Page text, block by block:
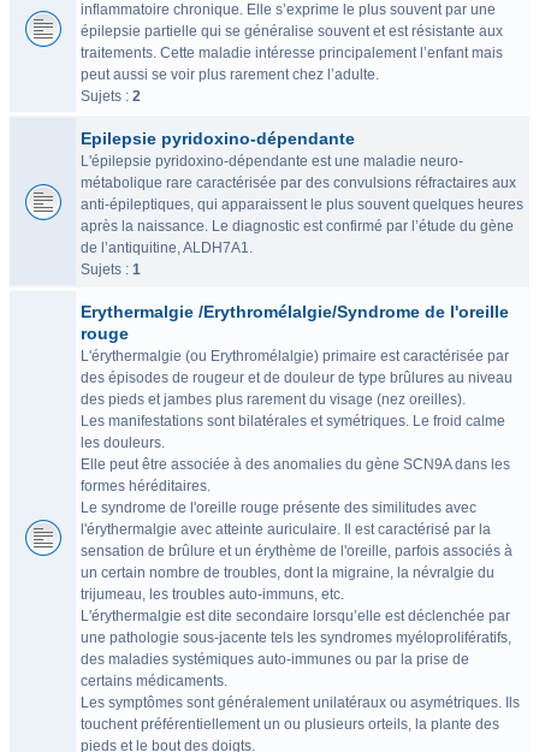
inflammatoire chronique. Elle s’exprime le plus souvent par une
épilepsie partielle qui se généralise souvent et est résistante aux
traitements. Cette maladie intéresse principalement l’enfant mais
peut aussi se voir plus rarement chez l’adulte.
Sujets : 2
Epilepsie pyridoxino-dépendante
L'épilepsie pyridoxino-dépendante est une maladie neuro-
métabolique rare caractérisée par des convulsions réfractaires aux
anti-épileptiques, qui apparaissent le plus souvent quelques heures
après la naissance. Le diagnostic est confirmé par l’étude du gène
de l’antiquitine, ALDH7A1.
Sujets : 1
Erythermalgie /Erythromélalgie/Syndrome de l'oreille
rouge
L'érythermalgie (ou Erythromélalgie) primaire est caractérisée par
des épisodes de rougeur et de douleur de type brûlures au niveau
des pieds et jambes plus rarement du visage (nez oreilles).
Les manifestations sont bilatérales et symétriques. Le froid calme
les douleurs.
Elle peut être associée à des anomalies du gène SCN9A dans les
formes héréditaires.
Le syndrome de l'oreille rouge présente des similitudes avec
l'érythermalgie avec atteinte auriculaire. Il est caractérisé par la
sensation de brûlure et un érythème de l'oreille, parfois associés à
un certain nombre de troubles, dont la migraine, la névralgie du
trijumeau, les troubles auto-immuns, etc.
L'érythermalgie est dite secondaire lorsqu’elle est déclenchée par
une pathologie sous-jacente tels les syndromes myéloprolifératifs,
des maladies systémiques auto-immunes ou par la prise de
certains médicaments.
Les symptômes sont généralement unilatéraux ou asymétriques. Ils
touchent préférentiellement un ou plusieurs orteils, la plante des
pieds et le bout des doigts.